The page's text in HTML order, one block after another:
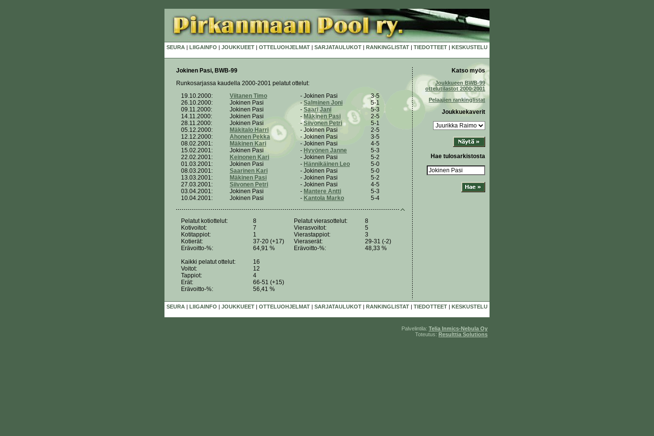
SEURA | LIIGAINFO | JOUKKUEET | OTTELUOHJELMAT | SARJATAULUKOT | RANKINGLISTAT | TIEDOTTEET | KESKUSTELU
Jokinen Pasi, BWB-99
Runkosarjassa kaudella 2000-2001 pelatut ottelut:
19.10.2000:
Viitanen Timo - Jokinen Pasi
3-5
26.10.2000:
Jokinen Pasi -Salminen Joni
5-1
09.11.2000:
Jokinen Pasi - Saari Jani
5-3
14.11.2000:
Jokinen Pasi - Mäkinen Pasi
2-5
28.11.2000:
Jokinen Pasi -Siivonen Petri
5-1
05.12.2000:
Mäkitalo Harri - Jokinen Pasi
2-5
12.12.2000:
Ahonen Pekka - Jokinen Pasi
3-5
08.02.2001:
Mäkinen Kari - Jokinen Pasi
4-5
15.02.2001:
Jokinen Pasi - Hyvönen Janne
5-3
22.02.2001:
Keinonen Kari - Jokinen Pasi
5-2
01.03.2001:
Jokinen Pasi - Hännikäinen Leo
5-0
08.03.2001:
Saarinen Kari - Jokinen Pasi
5-0
13.03.2001:
Mäkinen Pasi - Jokinen Pasi
5-2
27.03.2001:
Siivonen Petri - Jokinen Pasi
4-5
03.04.2001:
Jokinen Pasi - Mantere Antti
5-3
10.04.2001:
Jokinen Pasi - Kantola Marko 5-4
Pelatut kotiottelut: 8 Pelatut vierasottelut:
8
Kotivoitot:
7 Vierasvoitot:
5
Kotitappiot:
1 Vierastappiot:
3
Kotierät:
37-20 (+17) Vieraserät:
29-31 (-2)
Erävoitto-%:
64,91 % Erävoitto-%:
48,33 %
Kaikki pelatut ottelut:
16
Voitot:
12
Tappiot:
4
Erät:
66-51 (+15)
Erävoitto-%:
56,41 %
Katso myös
Joukkueen BWB-99
ottelutilastot 2000-2001
Pelaajien rankinglistat
Joukkuekaverit
Hae tulosarkistosta
SEURA | LIIGAINFO | JOUKKUEET | OTTELUOHJELMAT | SARJATAULUKOT | RANKINGLISTAT | TIEDOTTEET | KESKUSTELU
Palvelintila: Telia Inmics-Nebula Oy
Toteutus: Resulttia Solutions